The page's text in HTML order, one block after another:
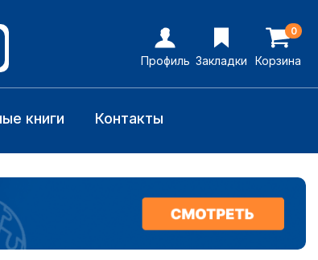
Профиль Закладки
0
Корзина
книги Контакты